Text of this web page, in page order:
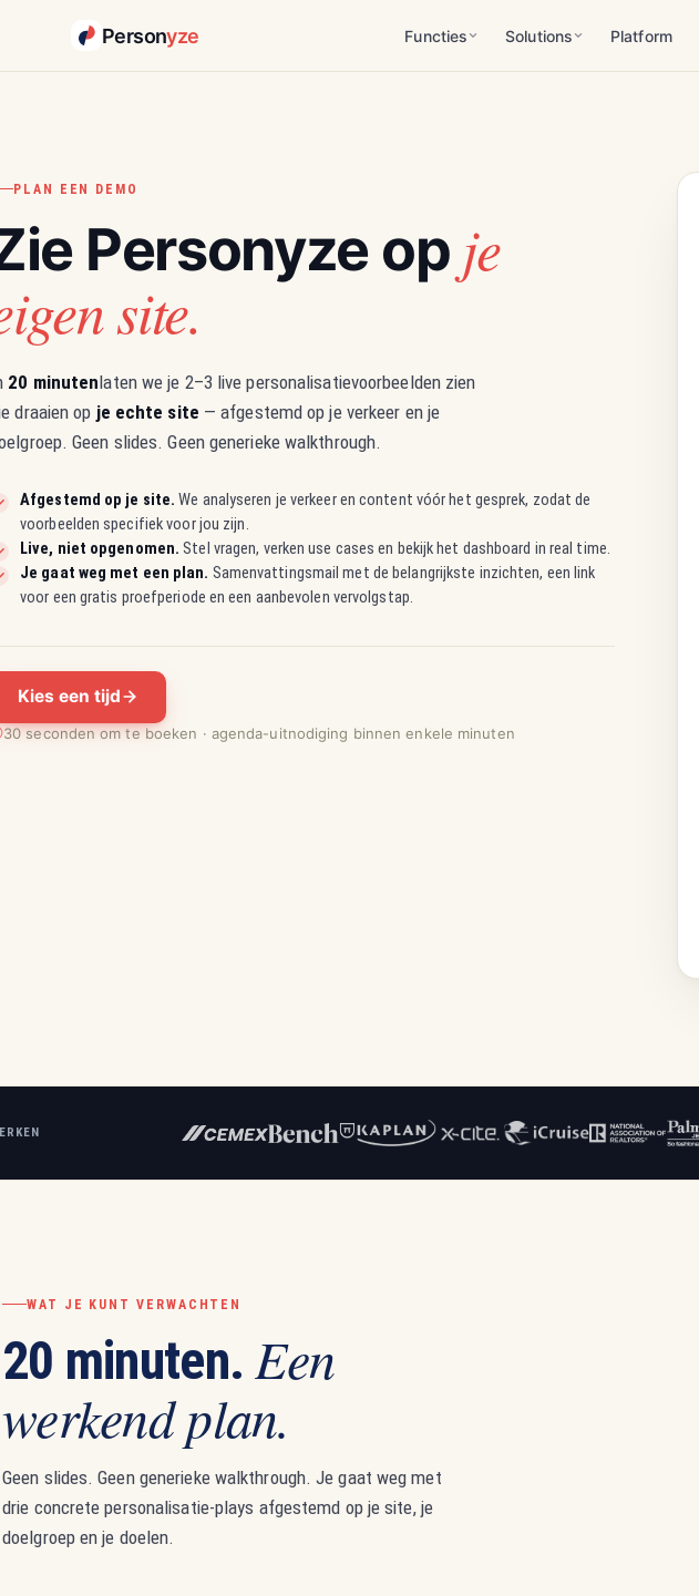
Personyze Functies Solutions Platform
PLAN EEN DEMO
Personyze op je
site.
20 minutenlaten we je 2–3 live personalisatievoorbeelden zien
draaien op je echte site — afgestemd op je verkeer en je
Geen slides. Geen generieke walkthrough.
Afgestemd op je site. We analyseren je verkeer en content vóór het gesprek, zodat de
voorbeelden specifiek voor jou zijn.
Live, niet opgenomen. Stel vragen, verken use cases en bekijk het dashboard in real time.
Je gaat weg met een plan. Samenvattingsmail met de belangrijkste inzichten, een link
voor een gratis proefperiode en een aanbevolen vervolgstap.
Kies een tijd
30 seconden om te boeken · agenda-uitnodiging binnen enkele minuten
WAT JE KUNT VERWACHTEN
20 minuten.Een
werkend plan.
Geen slides. Geen generieke walkthrough. Je gaat weg met
drie concrete personalisatie-plays afgestemd op je site, je
doelgroep en je doelen.